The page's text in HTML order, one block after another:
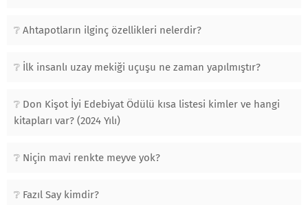
Ahtapotların ilginç özellikleri nelerdir?
İlk insanlı uzay mekiği uçuşu ne zaman yapılmıştır?
Don Kişot İyi Edebiyat Ödülü kısa listesi kimler ve hangi
kitapları var? (2024 Yılı)
Niçin mavi renkte meyve yok?
Fazıl Say kimdir?